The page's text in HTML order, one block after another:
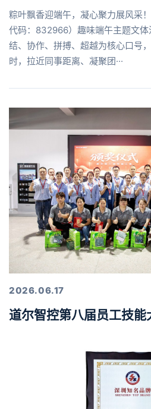
粽叶飘香迎端午，凝心聚力展风采
代码：832966）趣味端午主题文体
结、协作、拼搏、超越为核心口号
时，拉近同事距离、凝聚团···
2026.06.17
道尔智控第八届员工技能